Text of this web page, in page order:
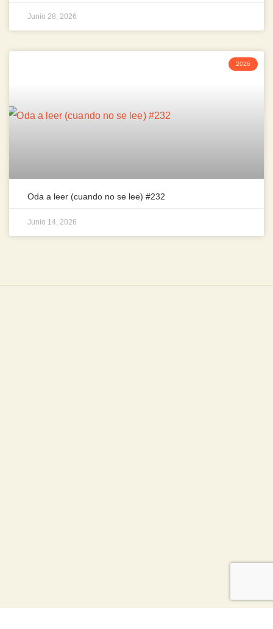
Junio 28, 2026
2026
Oda a leer (cuando no se lee) #232
Junio 14, 2026